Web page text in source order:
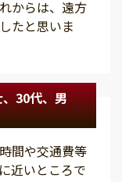
からは、遠方
たと思いま
30代、男
間や交通費等
近いところで